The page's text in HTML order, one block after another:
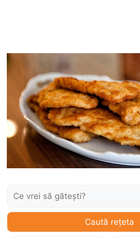
Caută:
Caută rețeta